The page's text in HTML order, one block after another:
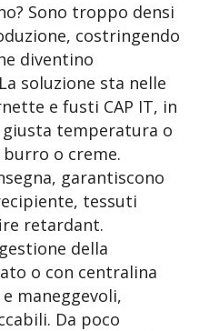
Sono troppo densi
costringendo
diventino
soluzione sta nelle
e fusti CAP IT, in
temperatura o
o creme.
garantiscono
tessuti
retardant.
della
o con centralina
maneggevoli,
Da poco